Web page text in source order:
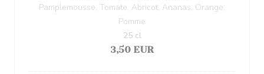
Pamplemousse, Tomate, Abricot, Ananas, Orange,
Pomme
3,50 EUR
25 cl